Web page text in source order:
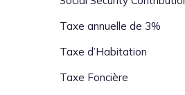
Taxe annuelle de 3%
Taxe d’Habitation
Taxe Foncière